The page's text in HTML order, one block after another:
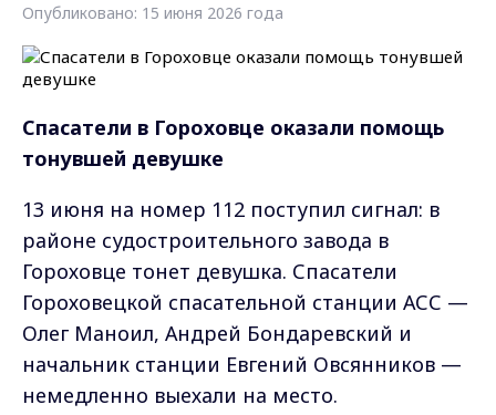
Опубликовано: 15 июня 2026 года
Спасатели в Гороховце оказали помощь
тонувшей девушке
13 июня на номер 112 поступил сигнал: в
районе судостроительного завода в
Гороховце тонет девушка. Спасатели
Гороховецкой спасательной станции АСС —
Олег Маноил, Андрей Бондаревский и
начальник станции Евгений Овсянников —
немедленно выехали на место.